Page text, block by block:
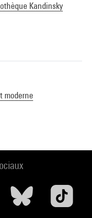
Kandinsky
moderne